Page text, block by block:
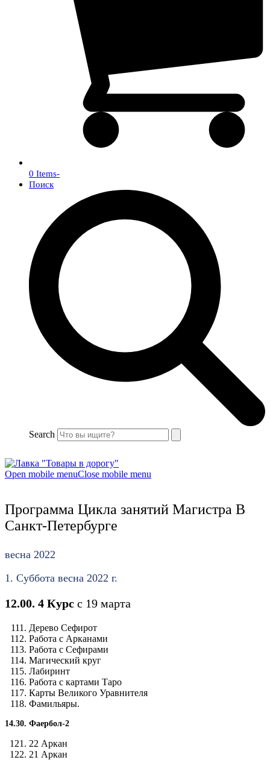
0 Items-
Поиск
Search
Open mobile menuClose mobile menu
Программа Цикла занятий Магистра В
Санкт-Петербурге
весна 2022
1. Суббота весна 2022 г.
12.00. 4 Курс с 19 марта
Дерево Сефирот
Работа с Арканами
Работа с Сефирами
Магический круг
Лабиринт
Работа с картами Таро
Карты Великого Уравнителя
Фамильяры.
14.30. Фаербол-2
22 Аркан
21 Аркан